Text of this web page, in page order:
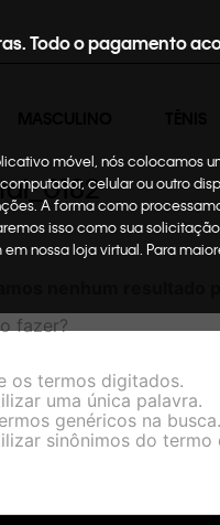
Todo o pagamento
móvel, nós colocamos
celular ou outro
A forma como
isso como sua
nossa loja virtual. Para
fazer?
os termos digitados.
uma única palavra.
genéricos na busca.
sinônimos do termo